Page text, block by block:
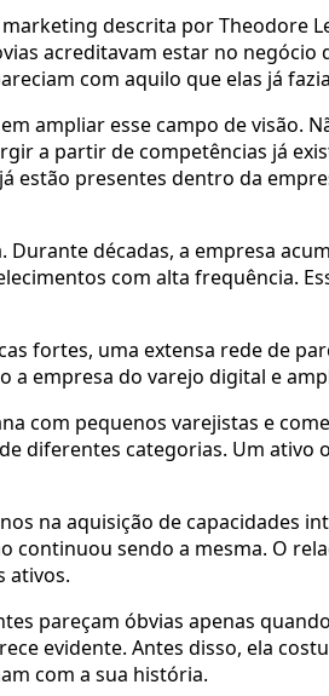
descrita por Theodore
acreditavam estar no
com aquilo que elas já
ampliar esse campo de visão.
a partir de competências já
estão presentes dentro da
décadas, a empresa
com alta frequência.
fortes, uma extensa rede de
empresa do varejo digital e
com pequenos varejistas e
diferentes categorias. Um ativo
na aquisição de capacidades
continuou sendo a mesma. O
ativos.
pareçam óbvias apenas
evidente. Antes disso, ela
com a sua história.